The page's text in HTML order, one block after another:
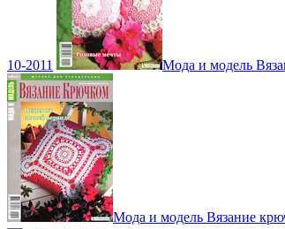
10-2011 Мода и модель
Мода и модель Вязание